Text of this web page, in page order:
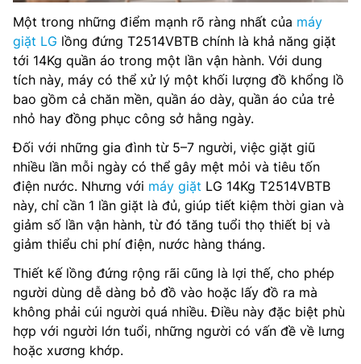
Một trong những điểm mạnh rõ ràng nhất của máy
giặt LG lồng đứng T2514VBTB chính là khả năng giặt
tới 14Kg quần áo trong một lần vận hành. Với dung
tích này, máy có thể xử lý một khối lượng đồ khổng lồ
bao gồm cả chăn mền, quần áo dày, quần áo của trẻ
nhỏ hay đồng phục công sở hằng ngày.
Đối với những gia đình từ 5–7 người, việc giặt giũ
nhiều lần mỗi ngày có thể gây mệt mỏi và tiêu tốn
điện nước. Nhưng với máy giặt LG 14Kg T2514VBTB
này, chỉ cần 1 lần giặt là đủ, giúp tiết kiệm thời gian và
giảm số lần vận hành, từ đó tăng tuổi thọ thiết bị và
giảm thiểu chi phí điện, nước hàng tháng.
Thiết kế lồng đứng rộng rãi cũng là lợi thế, cho phép
người dùng dễ dàng bỏ đồ vào hoặc lấy đồ ra mà
không phải cúi người quá nhiều. Điều này đặc biệt phù
hợp với người lớn tuổi, những người có vấn đề về lưng
hoặc xương khớp.